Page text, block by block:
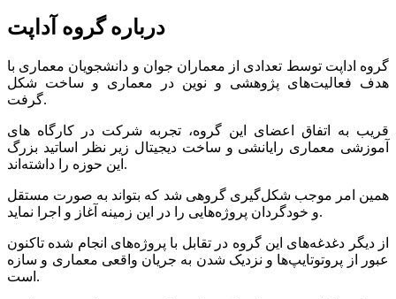
درباره گروه آداپت
گروه اداپت توسط تعدادی از معماران جوان و دانشجویان معماری با
هدف فعالیت‌های پژوهشی و نوین در معماری و ساخت شکل
گرفت.
قریب به اتفاق اعضای این گروه، تجربه شرکت در کارگاه های
آموزشی معماری رایانشی و ساخت دیجیتال زیر نظر اساتید بزرگ
این حوزه را داشته‌اند.
همین امر موجب شکل‌گیری گروهی شد که بتواند به صورت مستقل
و خودگردان پروژه‌هایی را در این زمینه آغاز و اجرا نماید.
از دیگر دغدغه‌های این گروه در تقابل با پروژه‌های انجام شده تاکنون
عبور از پروتوتایپ‌ها و نزدیک شدن به جریان واقعی معماری و سازه
است.